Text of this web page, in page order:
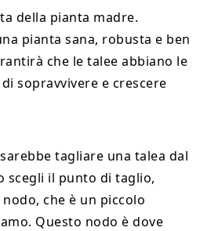
della pianta madre.
pianta sana, robusta e ben
che le talee abbiano le
sopravvivere e crescere
tagliare una talea dal
scegli il punto di taglio,
che è un piccolo
Questo nodo è dove